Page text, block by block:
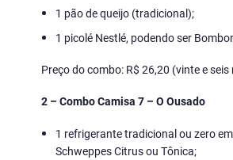
1 pão de queijo (tradicional);
1 picolé Nestlé, podendo ser
Preço do combo: R$ 26,20 (vinte e
2 – Combo Camisa 7 – O Ousado
1 refrigerante tradicional ou zero
Schweppes Citrus ou Tônica;